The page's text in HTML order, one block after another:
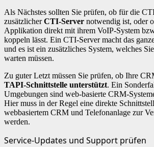
Als Nächstes sollten Sie prüfen, ob für die
zusätzlicherCTI-Server notwendig ist, oder
Applikation direkt mit ihrem VoIP-System
koppeln lässt. Ein CTI-Server macht das
und es ist ein zusätzliches System, welches
warten müssen.
Zu guter Letzt müssen Sie prüfen, ob Ihre
TAPI-Schnittstelle unterstützt. Ein
Umgebungen sind web-basierte CRM-
Hier muss in der Regel eine direkte
webbasiertem CRM und Telefonanlage zur
werden.
Service-Updates und Support prüfen